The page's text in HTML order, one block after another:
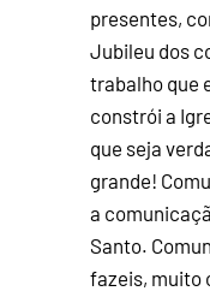
presentes,
Jubileu dos
trabalho que
constrói a
que seja
grande!
a
Santo.
fazeis, muito